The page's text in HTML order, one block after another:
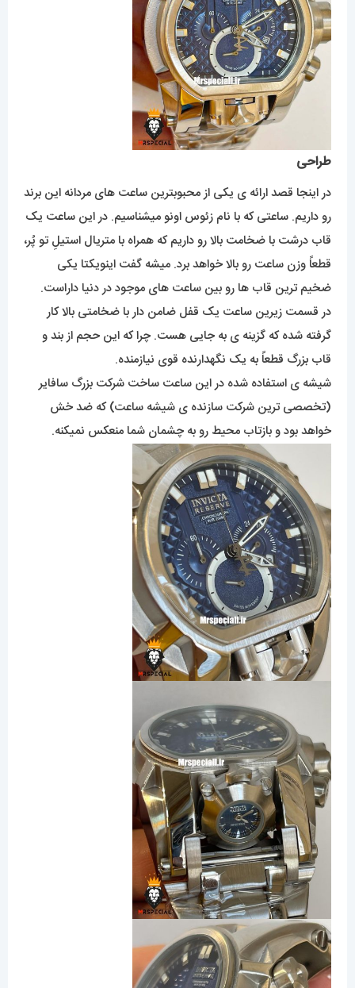
طراحی
در اینجا قصد ارائه ی یکی از محبوبترین ساعت های مردانه این برند
رو داریم. ساعتی که با نام زئوس اونو میشناسیم. در این ساعت یک
قاب درشت با ضخامت بالا رو داریم که همراه با متریال استیلِ تو پُر،
قطعاً وزن ساعت رو بالا خواهد برد. میشه گفت اینویکتا یکی
ضخیم ترین قاب ها رو بین ساعت های موجود در دنیا داراست.
در قسمت زیرین ساعت یک قفل ضامن دار با ضخامتی بالا کار
گرفته شده که گزینه ی به جایی هست. چرا که این حجم از بند و
قاب بزرگ قطعاً به یک نگهدارنده قوی نیازمنده.
شیشه ی استفاده شده در این ساعت ساخت شرکت بزرگ سافایر
(تخصصی ترین شرکت سازنده ی شیشه ساعت) که ضد خش
خواهد بود و بازتاب محیط رو به چشمان شما منعکس نمیکنه.